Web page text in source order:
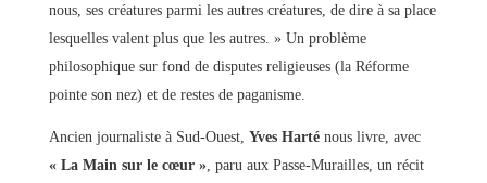
nous, ses créatures parmi les autres créatures, de dire à sa place
lesquelles valent plus que les autres. » Un problème
philosophique sur fond de disputes religieuses (la Réforme
pointe son nez) et de restes de paganisme.
Ancien journaliste à Sud-Ouest, Yves Harténous livre, avec
« La Main sur le cœur », paru aux Passe-Murailles, un récit